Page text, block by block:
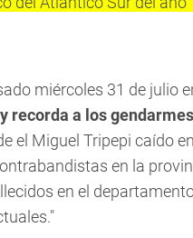
miércoles 31 de julio
recorda a los
el Miguel Tripepi caído
en la
en el